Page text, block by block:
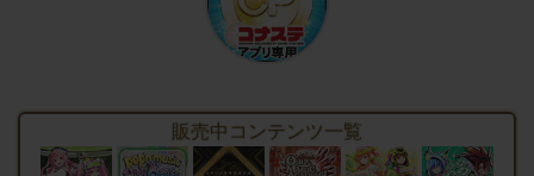
販売中コンテンツ一覧